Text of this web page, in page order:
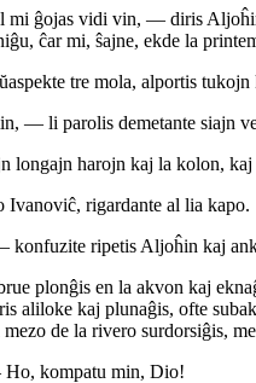
ĝojas vidi vin, — diris
ĉar mi, ŝajne, ekde la
tre mola, alportis
— li parolis demetante siajn
longajn harojn kaj la kolon,
rigardante al lia kapo.
ripetis Aljoĥin kaj
plonĝis en la akvon kaj
aliloke kaj plunaĝis, ofte
de la rivero surdorsiĝis,
kompatu min, Dio!